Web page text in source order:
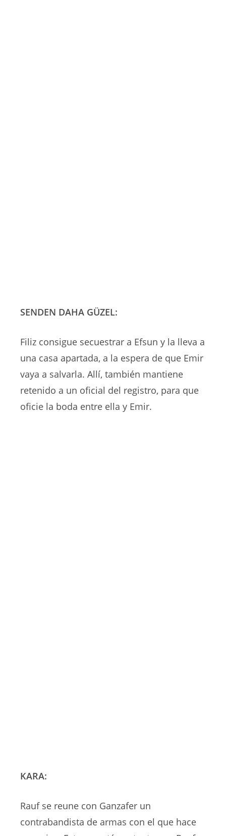
SENDEN DAHA GÜZEL:
Filiz consigue secuestrar a Efsun y la lleva a
una casa apartada, a la espera de que Emir
vaya a salvarla. Allí, también mantiene
retenido a un oficial del registro, para que
oficie la boda entre ella y Emir.
KARA:
Rauf se reune con Ganzafer un
contrabandista de armas con el que hace